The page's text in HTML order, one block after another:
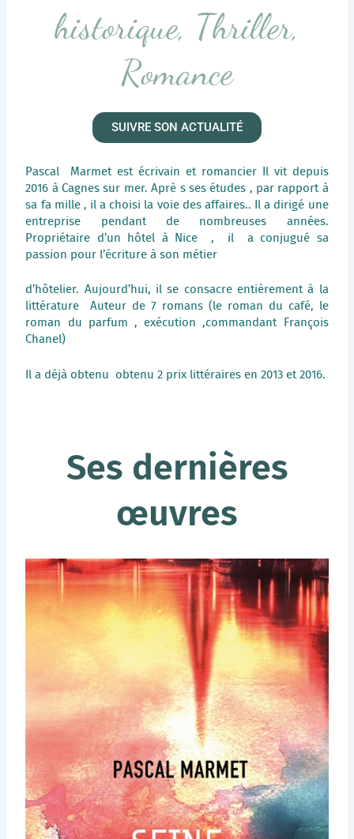
historique, Thriller,
Romance
SUIVRE SON ACTUALITÉ
Pascal Marmet est écrivain et romancier Il vit depuis
2016 à Cagnes sur mer. Aprè s ses études , par rapport à
sa fa mille , il a choisi la voie des affaires.. Il a dirigé une
entreprise pendant de nombreuses années.
Propriétaire d’un hôtel à Nice , il a conjugué sa
passion pour l’écriture à son métier
d’hôtelier. Aujourd’hui, il se consacre entièrement à la
littérature Auteur de 7 romans (le roman du café, le
roman du parfum , exécution ,commandant François
Chanel)
Il a déjà obtenu obtenu 2 prix littéraires en 2013 et 2016.
Ses dernières
œuvres